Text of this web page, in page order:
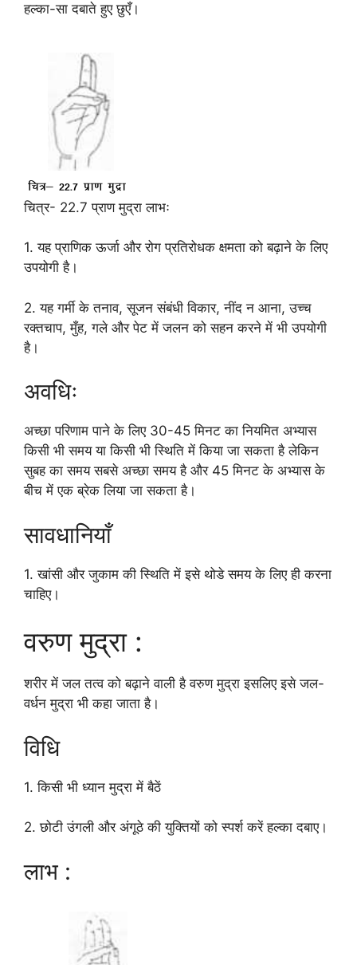
हल्का-सा दबाते हुए छुएँ।
चित्र- 22.7 प्राण मुद्रा लाभः
1. यह प्राणिक ऊर्जा और रोग प्रतिरोधक क्षमता को बढ़ाने के लिए
उपयोगी है।
2. यह गर्मी के तनाव, सूजन संबंधी विकार, नींद न आना, उच्च
रक्तचाप, मुँह, गले और पेट में जलन को सहन करने में भी उपयोगी
है।
अवधिः
अच्छा परिणाम पाने के लिए 30-45 मिनट का नियमित अभ्यास
किसी भी समय या किसी भी स्थिति में किया जा सकता है लेकिन
सुबह का समय सबसे अच्छा समय है और 45 मिनट के अभ्यास के
बीच में एक ब्रेक लिया जा सकता है।
सावधानियाँ
1. खांसी और जुकाम की स्थिति में इसे थोडे समय के लिए ही करना
चाहिए।
वरुण मुद्रा :
शरीर में जल तत्व को बढ़ाने वाली है वरुण मुद्रा इसलिए इसे जल-
वर्धन मुद्रा भी कहा जाता है।
विधि
1. किसी भी ध्यान मुद्रा में बैठें
2. छोटी उंगली और अंगूठे की युक्तियों को स्पर्श करें हल्का दबाए।
लाभ :